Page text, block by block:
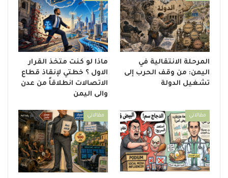
المرحلة الانتقالية في
اليمن: من وقف الحرب إلى
تشغيل الدولة
ماذا لو كنت متخذ القرار
الاول ؟ خطتي لإنقاذ قطاع
الاتصالات انطلاقاً من عدن
والى اليمن
مقالاتي مقالاتي